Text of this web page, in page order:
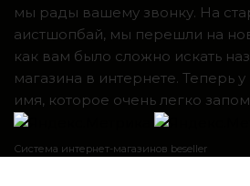
мы рады вашему звонку. На
аистшопбай, мы перешли на
как вам было сложно искать
магазина в интернете. Теперь
имя, которое очень легко
Система интернет-магазинов beseller